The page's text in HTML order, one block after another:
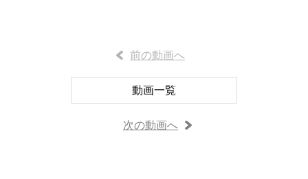
前の動画へ
動画一覧
次の動画へ